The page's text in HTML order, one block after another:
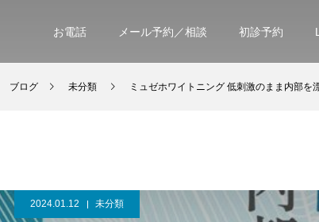
お電話 メール予約／相談 初診予約
ブログ 未分類 ミュゼホワイトニング 低刺激のまま内部を
2024.01.12 未分類